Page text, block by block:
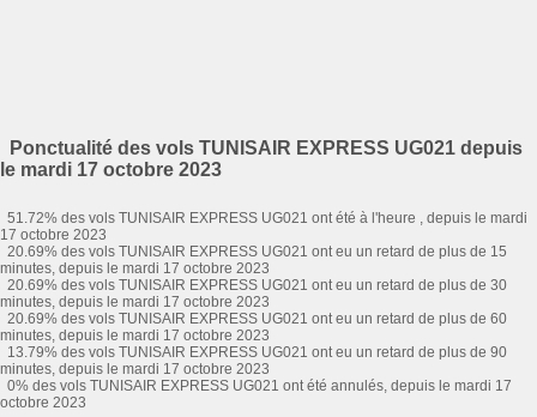
Ponctualité des vols TUNISAIR EXPRESS UG021 depuis
le mardi 17 octobre 2023
51.72% des vols TUNISAIR EXPRESS UG021 ont été à l'heure , depuis le mardi
17 octobre 2023
20.69% des vols TUNISAIR EXPRESS UG021 ont eu un retard de plus de 15
minutes, depuis le mardi 17 octobre 2023
20.69% des vols TUNISAIR EXPRESS UG021 ont eu un retard de plus de 30
minutes, depuis le mardi 17 octobre 2023
20.69% des vols TUNISAIR EXPRESS UG021 ont eu un retard de plus de 60
minutes, depuis le mardi 17 octobre 2023
13.79% des vols TUNISAIR EXPRESS UG021 ont eu un retard de plus de 90
minutes, depuis le mardi 17 octobre 2023
0% des vols TUNISAIR EXPRESS UG021 ont été annulés, depuis le mardi 17
octobre 2023